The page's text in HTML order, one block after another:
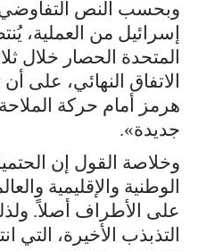
وبحسب النص التفاوضي
إسرائيل من العملية،
المتحدة الحصار خلال
الاتفاق النهائي، على
هرمز أمام حركة
جديدة».
وخلاصة القول إن
الوطنية والإقليمية
على الأطراف أصلاً.
التذبذب الأخيرة،